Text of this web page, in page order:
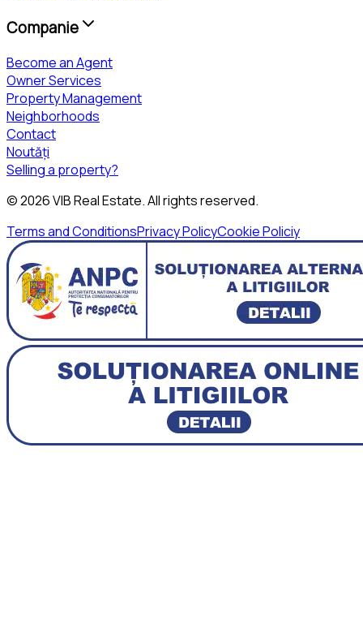
Companie
Become an Agent
Owner Services
Property Management
Neighborhoods
Contact
Noutăți
Selling a property?
©2026VIB Real Estate. All rights reserved.
Terms and ConditionsPrivacy PolicyCookie Policiy